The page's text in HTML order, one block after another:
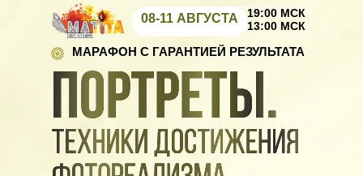
08-11 АВГУСТА 19:00 МСК
МАРАФОН С ГАРАНТИЕЙ РЕЗУЛЬТАТА
13:00 МСК